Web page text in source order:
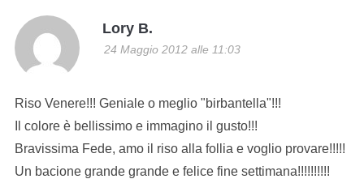
Lory B.
24 Maggio 2012 alle 11:03
Riso Venere!!! Geniale o meglio "birbantella"!!!
Il colore è bellissimo e immagino il gusto!!!
Bravissima Fede, amo il riso alla follia e voglio provare!!!!!
Un bacione grande grande e felice fine settimana!!!!!!!!!!